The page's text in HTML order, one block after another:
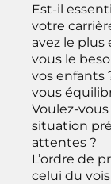
Est-il
votre
avez le
vous le
vos enfants
vous
Voulez-
situation
attentes ?
L’ordre de
celui du